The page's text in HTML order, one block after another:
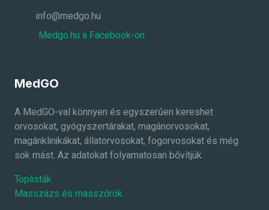
info@medgo.hu
Medgo.hu a Facebook-on
MedGO
A MedGO-val könnyen és egyszerűen kereshet
orvosokat, gyógyszertárakat, magánorvosokat,
magánklinikákat, állatorvosokat, fogorvosokat és még
sok mást. Az adatokat folyamatosan bővítjük.
Toplisták
Masszázs és masszőrök